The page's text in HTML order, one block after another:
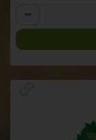
Anzahl